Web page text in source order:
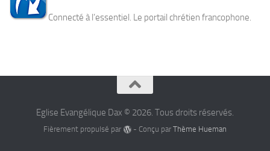
Connecté à l’essentiel. Le portail chrétien francophone.
Eglise Evangélique Dax © 2026. Tous droits réservés.
Fièrement propulsé par - Conçu par Thème Hueman